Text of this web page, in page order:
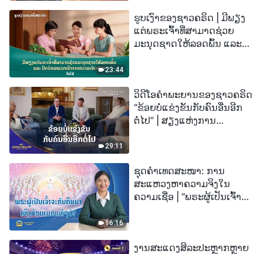
23:44
ຮູບເງົາຂອງຊາວຄຣິດ | ມີພຽງ
ແຕ່ພຣະເຈົ້າທີ່ສາມາດຊ່ວຍ
ມະນຸດຊາດໃຫ້ລອດພົ້ນ ແລະ
29:11
ວິດີໂອຄຳພະຍານຂອງຊາວຄຣິດ
“ຂ້ອຍບໍ່ແຂ່ງຂັນກັບຄົນອື່ນອີກ
ຕໍ່ໄປ” | ສຽງແຫ່ງການ
16:16
ຊຸດຄຳເທດສະໜາ: ການ
ສະແຫວງຫາຄວາມຈິງໃນ
ຄວາມເຊື່ອ | “ພຣະຜູ້ເປັນເຈົ້າຈະ
ງານສະແດງສິລະປະຫຼາກຫຼາຍ